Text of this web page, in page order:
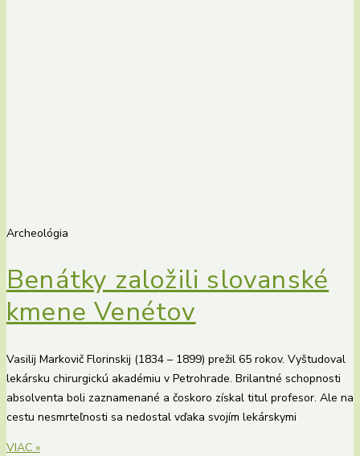
Archeológia
Benátky založili slovanské
kmene Venétov
Vasilij Markovič Florinskij (1834 – 1899) prežil 65 rokov. Vyštudoval
lekársku chirurgickú akadémiu v Petrohrade. Brilantné schopnosti
absolventa boli zaznamenané a čoskoro získal titul profesor. Ale na
cestu nesmrteľnosti sa nedostal vďaka svojím lekárskymi
VIAC »